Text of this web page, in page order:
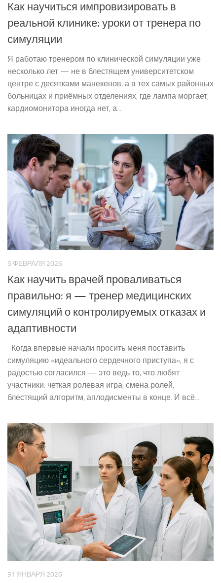
Как научиться импровизировать в
реальной клинике: уроки от тренера по
симуляции
Я работаю тренером по клинической симуляции уже
несколько лет — не в блестящем университетском
центре с десятками манекенов, а в тех самых районных
больницах и приёмных отделениях, где лампа моргает,
кардиомонитора иногда нет, а...
5 ФЕВРАЛЯ 2026
Как научить врачей проваливаться
правильно: я — тренер медицинских
симуляций о контролируемых отказах и
адаптивности
Когда впервые начали просить меня поставить
симуляцию «идеального сердечного приступа», я с
радостью согласился — это ведь то, что любят
участники: четкая ролевая игра, смена ролей,
блестящий алгоритм, аплодисменты в конце. И всё...
31 ЯНВАРЯ 2026